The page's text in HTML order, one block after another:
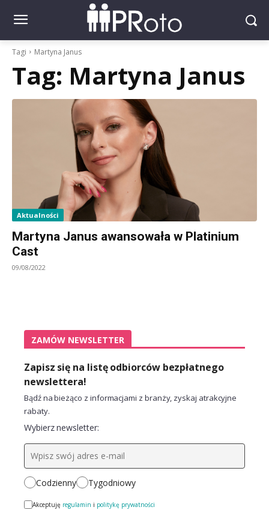
Tagi Martyna Janus
Tag: Martyna Janus
Aktualności
Martyna Janus awansowała w Platinium
Cast
09/08/2022
ZAMÓW NEWSLETTER
Zapisz się na listę odbiorców bezpłatnego
newslettera!
Bądź na bieżąco z informacjami z branży, zyskaj atrakcyjne
rabaty.
Wybierz newsletter:
Codzienny Tygodniowy
Akceptuję regulamin i politykę prywatności